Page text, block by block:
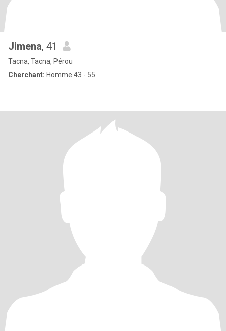
Jimena, 41
Tacna, Tacna, Pérou
Cherchant: Homme 43 - 55